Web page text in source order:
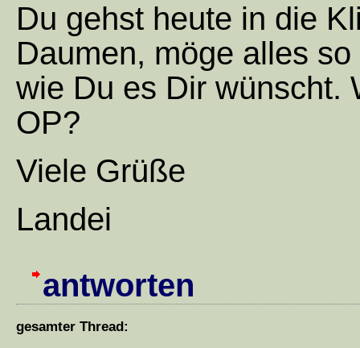
Du gehst heute in die
Daumen, möge alles
wie Du es Dir wünscht.
OP?
Viele Grüße
Landei
antworten
gesamter Thread: